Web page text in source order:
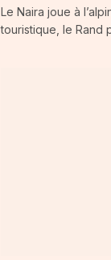
Le Naira joue à
touristique, le Rand